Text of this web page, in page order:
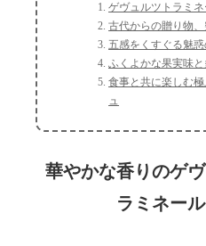
ゲヴュルツトラミ
古代からの贈り物
五感をくすぐる魅惑
ふくよかな果実味
食事と共に楽しむ
ュ
華やかな香りのゲ
ラミネール